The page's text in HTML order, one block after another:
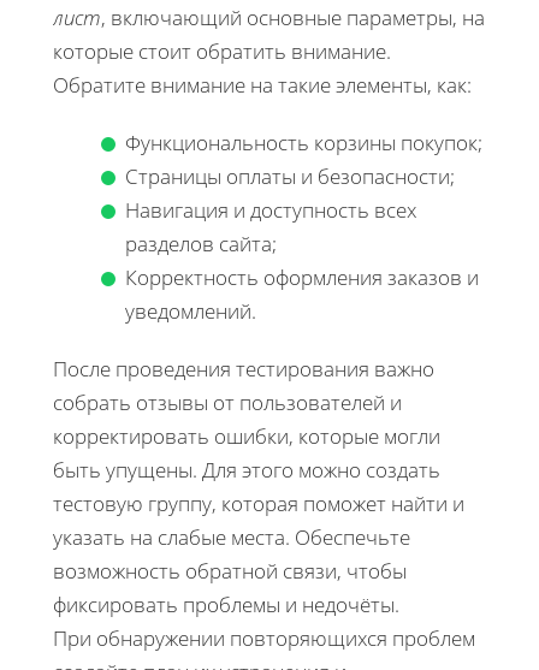
лист, включающий основные параметры, на
которые стоит обратить внимание.
Обратите внимание на такие элементы, как:
Функциональность корзины покупок;
Страницы оплаты и безопасности;
Навигация и доступность всех
разделов сайта;
Корректность оформления заказов и
уведомлений.
После проведения тестирования важно
собрать отзывы от пользователей и
корректировать ошибки, которые могли
быть упущены. Для этого можно создать
тестовую группу, которая поможет найти и
указать на слабые места. Обеспечьте
возможность обратной связи, чтобы
фиксировать проблемы и недочёты.
При обнаружении повторяющихся проблем